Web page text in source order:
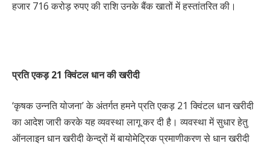
हजार 716 करोड़ रुपए की राशि उनके बैंक खातों में हस्तांतरित की।
प्रति एकड़ 21 क्विंटल धान की खरीदी
‘कृषक उन्नति योजना’ के अंतर्गत हमने प्रति एकड़ 21 क्विंटल धान खरीदी
का आदेश जारी करके यह व्यवस्था लागू कर दी है। व्यवस्था में सुधार हेतु
ऑनलाइन धान खरीदी केन्द्रों में बायोमेट्रिक प्रमाणीकरण से धान खरीदी